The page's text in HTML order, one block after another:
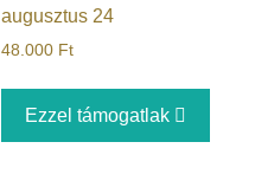
augusztus 24
48.000 Ft
Ezzel támogatlak